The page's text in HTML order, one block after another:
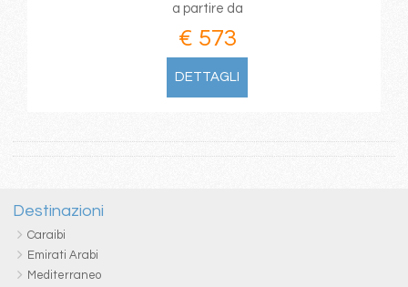
a partire da
€ 573
DETTAGLI
Destinazioni
Caraibi
Emirati Arabi
Mediterraneo